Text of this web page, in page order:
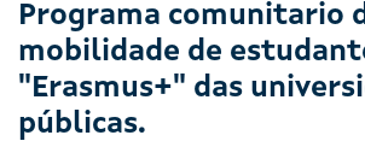
Programa comunitario
mobilidade de
"Erasmus+" das
públicas.